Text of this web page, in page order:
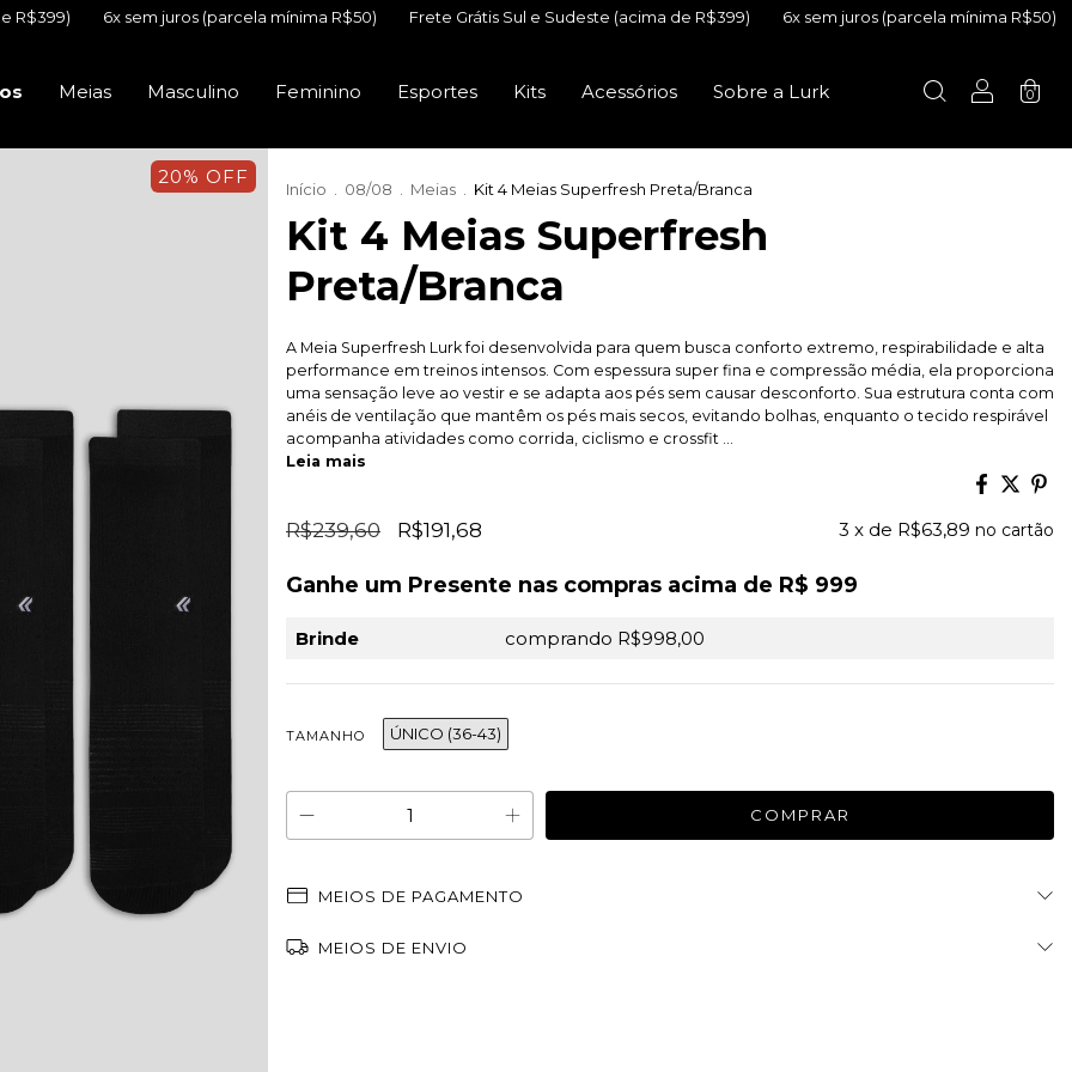
juros (parcela mínima R$50) Frete Grátis Sul e Sudeste (acima de R$399) 6x sem juros (parcela mínima R$50) Frete Grátis
Meias Masculino Feminino Esportes Kits Acessórios Sobre a Lurk 0
20% OFF
Início 08/08 Meias Kit 4 Meias Superfresh Preta/Branca
Kit 4 Meias Superfresh
Preta/Branca
A Meia Superfresh Lurk foi desenvolvida para quem busca conforto extremo, respirabilidade e alta
performance em treinos intensos. Com espessura super fina e compressão média, ela proporciona
uma sensação leve ao vestir e se adapta aos pés sem causar desconforto. Sua estrutura conta com
anéis de ventilação que mantêm os pés mais secos, evitando bolhas, enquanto o tecido respirável
acompanha atividades como corrida, ciclismo e crossfit ...
Leia mais
R$239,60 R$191,68 3 x de R$63,89
Ganhe um Presente nas compras acima de R$ 999
Brinde comprando R$998,00
TAMANHO ÚNICO (36-43)
MEIOS DE PAGAMENTO
MEIOS DE ENVIO